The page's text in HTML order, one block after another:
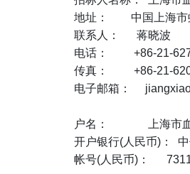
地址： 中国上海市
联系人： 蒋晓波
电话： +86-21-
传真： +86-21-
电子邮箱：
户名： 上海市血
开户银行(人民币)：
帐号(人民币)：